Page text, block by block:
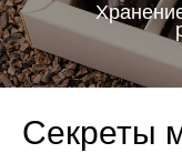
Секреты